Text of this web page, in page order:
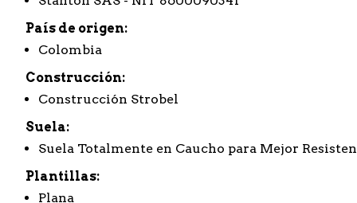
País de origen
Colombia
Construcción
Construcción Strobel
Suela
Suela Totalmente en Caucho para Mejor
Plantillas
Plana